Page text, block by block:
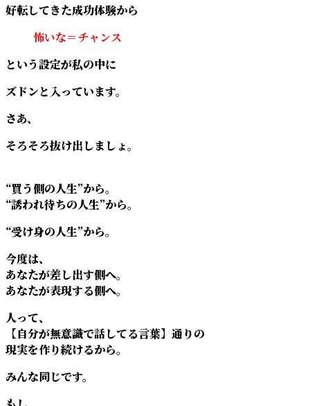
好転してきた成功体験から
怖いな＝チャンス
という設定が私の中に
ズドンと入っています。
さあ、
そろそろ抜け出しましょ。
“買う側の人生”から。
“誘われ待ちの人生”から。
“受け身の人生”から。
今度は、
あなたが差し出す側へ。
あなたが表現する側へ。
人って、
【自分が無意識で話してる言葉】通りの
現実を作り続けるから。
みんな同じです。